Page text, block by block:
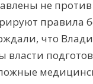
не
правила
что
власти